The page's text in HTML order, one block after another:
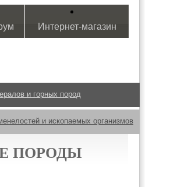
Интернет-магазин
и горных пород
и ископаемых организмов
ПОРОДЫ